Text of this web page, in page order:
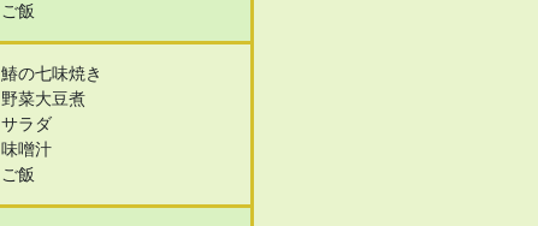
ご飯
鰆の七味焼き
野菜大豆煮
サラダ
味噌汁
ご飯